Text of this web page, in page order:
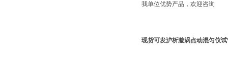
我单位优势产品，欢迎咨询
现货可发沪析漩涡点动混匀仪